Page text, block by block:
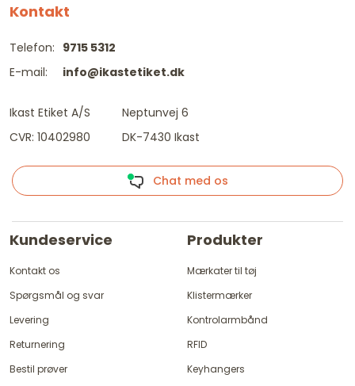
Kontakt
Telefon:
E-mail:
9715 5312
info@ikastetiket.dk
Ikast Etiket A/S
CVR: 10402980
Neptunvej 6
DK-7430 Ikast
Chat med os
Kundeservice
Kontakt os
Spørgsmål og svar
Levering
Returnering
Bestil prøver
Produkter
Mærkater til tøj
Klistermærker
Kontrolarmbånd
RFID
Keyhangers